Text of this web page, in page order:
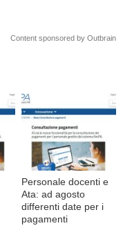
Content sponsored by Outbrain
Personale docenti e
Ata: ad agosto
differenti date per i
pagamenti